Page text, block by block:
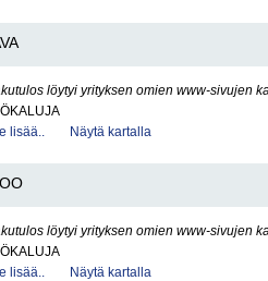
löytyi yrityksen omien www-sivujen
lisää..
Näytä kartalla
löytyi yrityksen omien www-sivujen
lisää..
Näytä kartalla